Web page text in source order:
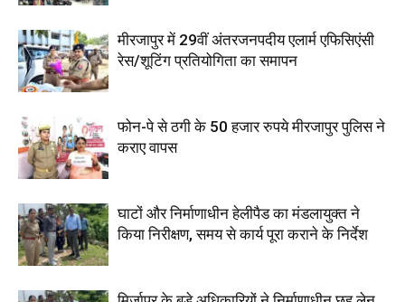
मीरजापुर में 29वीं अंतरजनपदीय एलार्म एफिसिएंसी
रेस/शूटिंग प्रतियोगिता का समापन
फोन-पे से ठगी के 50 हजार रुपये मीरजापुर पुलिस ने
कराए वापस
घाटों और निर्माणाधीन हेलीपैड का मंडलायुक्त ने
किया निरीक्षण, समय से कार्य पूरा कराने के निर्देश